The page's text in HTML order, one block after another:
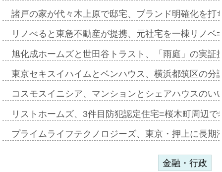
諸戸の家が代々木上原で邸宅、ブランド明確化を
リノべると東急不動産が提携、元社宅を一棟リノ
旭化成ホームズと世田谷トラスト、「雨庭」の実
東京セキスイハイムとベンハウス、横浜都筑区の
コスモスイニシア、マンションとシェアハウスの
リストホームズ、3件目防犯認定住宅=桜木町周辺
プライムライフテクノロジーズ、東京・押上に長
金融・行政